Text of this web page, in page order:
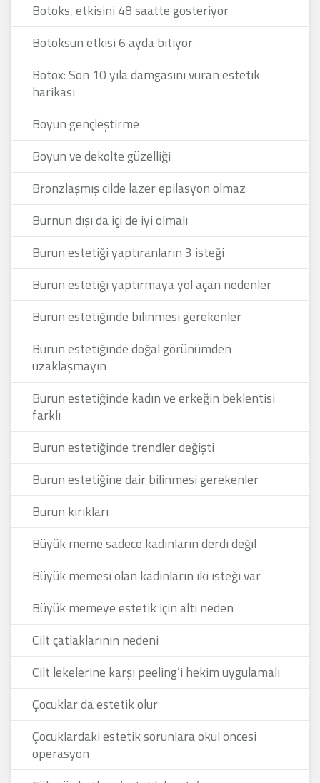
Botoks, etkisini 48 saatte gösteriyor
Botoksun etkisi 6 ayda bitiyor
Botox: Son 10 yıla damgasını vuran estetik
harikası
Boyun gençleştirme
Boyun ve dekolte güzelliği
Bronzlaşmış cilde lazer epilasyon olmaz
Burnun dışı da içi de iyi olmalı
Burun estetiği yaptıranların 3 isteği
Burun estetiği yaptırmaya yol açan nedenler
Burun estetiğinde bilinmesi gerekenler
Burun estetiğinde doğal görünümden
uzaklaşmayın
Burun estetiğinde kadın ve erkeğin beklentisi
farklı
Burun estetiğinde trendler değişti
Burun estetiğine dair bilinmesi gerekenler
Burun kırıkları
Büyük meme sadece kadınların derdi değil
Büyük memesi olan kadınların iki isteği var
Büyük memeye estetik için altı neden
Cilt çatlaklarının nedeni
Cilt lekelerine karşı peeling’i hekim uygulamalı
Çocuklar da estetik olur
Çocuklardaki estetik sorunlara okul öncesi
operasyon